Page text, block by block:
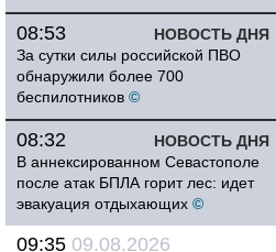
НОВОСТЬ ДНЯ
08:53
За сутки силы российской ПВО
обнаружили более 700
беспилотников ©
НОВОСТЬ ДНЯ
08:32
В аннексированном Севастополе
после атак БПЛА горит лес: идет
эвакуация отдыхающих ©
09:35 09.08.2026